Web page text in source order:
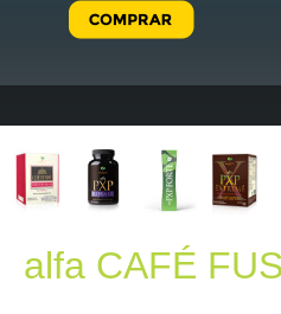
alfa CAFÉ